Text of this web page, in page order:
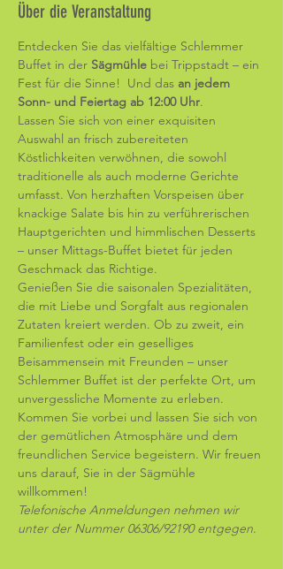
Über die Veranstaltung
Entdecken Sie das vielfältige Schlemmer
Buffet in der Sägmühle bei Trippstadt – ein
Fest für die Sinne!  Und das an jedem
Sonn- und Feiertag ab 12:00 Uhr.
Lassen Sie sich von einer exquisiten
Auswahl an frisch zubereiteten
Köstlichkeiten verwöhnen, die sowohl
traditionelle als auch moderne Gerichte
umfasst. Von herzhaften Vorspeisen über
knackige Salate bis hin zu verführerischen
Hauptgerichten und himmlischen Desserts
– unser Mittags-Buffet bietet für jeden
Geschmack das Richtige.
Genießen Sie die saisonalen Spezialitäten,
die mit Liebe und Sorgfalt aus regionalen
Zutaten kreiert werden. Ob zu zweit, ein
Familienfest oder ein geselliges
Beisammensein mit Freunden – unser
Schlemmer Buffet ist der perfekte Ort, um
unvergessliche Momente zu erleben.
Kommen Sie vorbei und lassen Sie sich von
der gemütlichen Atmosphäre und dem
freundlichen Service begeistern. Wir freuen
uns darauf, Sie in der Sägmühle
willkommen!
Telefonische Anmeldungen nehmen wir
unter der Nummer 06306/92190 entgegen.